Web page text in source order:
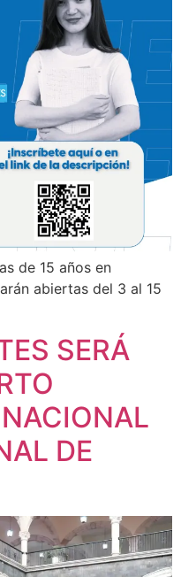
de 15 años en
abiertas del 3 al 15
SERÁ
DE